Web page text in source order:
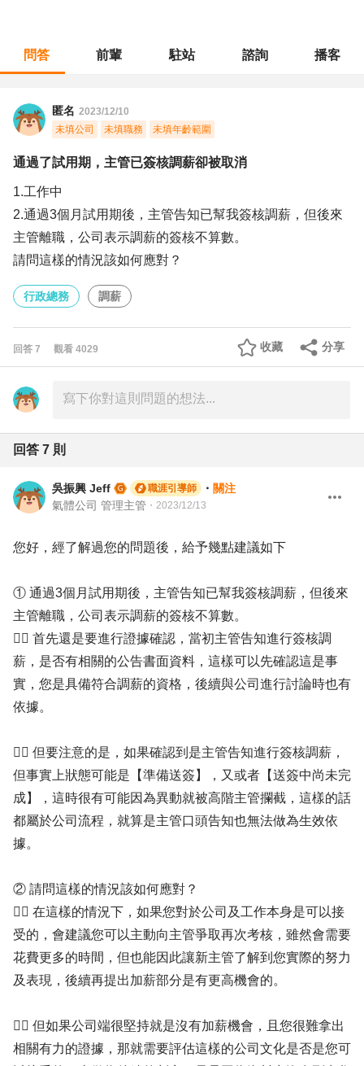
問答 前輩 駐站 諮詢 播客
匿名 2023/12/10
未填公司
未填職務 未填年齡範圍
通過了試用期，主管已簽核調薪卻被取消
1.工作中
2.通過3個月試用期後，主管告知已幫我簽核調薪，但後來
主管離職，公司表示調薪的簽核不算數。
請問這樣的情況該如何應對？
行政總務 調薪
回答 7 觀看 4029 分享
收藏
回答 7 則
吳振興 Jeff 職涯引導師 ・ 關注
氣體公司 管理主管 ・ 2023/12/13
您好，經了解過您的問題後，給予幾點建議如下
① 通過3個月試用期後，主管告知已幫我簽核調薪，但後來
主管離職，公司表示調薪的簽核不算數。
✍🏻 首先還是要進行證據確認，當初主管告知進行簽核調
薪，是否有相關的公告書面資料，這樣可以先確認這是事
實，您是具備符合調薪的資格，後續與公司進行討論時也有
依據。
✍🏻 但要注意的是，如果確認到是主管告知進行簽核調薪，
但事實上狀態可能是【準備送簽】，又或者【送簽中尚未完
成】，這時很有可能因為異動就被高階主管攔截，這樣的話
都屬於公司流程，就算是主管口頭告知也無法做為生效依
據。
② 請問這樣的情況該如何應對？
✍🏻 在這樣的情況下，如果您對於公司及工作本身是可以接
受的，會建議您可以主動向主管爭取再次考核，雖然會需要
花費更多的時間，但也能因此讓新主管了解到您實際的努力
及表現，後續再提出加薪部分是有更高機會的。
✍🏻 但如果公司端很堅持就是沒有加薪機會，且您很難拿出
相關有力的證據，那就需要評估這樣的公司文化是否是您可